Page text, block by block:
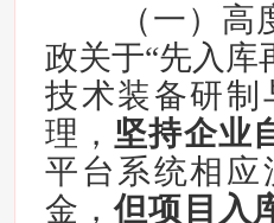
（一）
政关于“先入库
技术装备研制
理， 坚持企业
平台系统相应
金，但项目入